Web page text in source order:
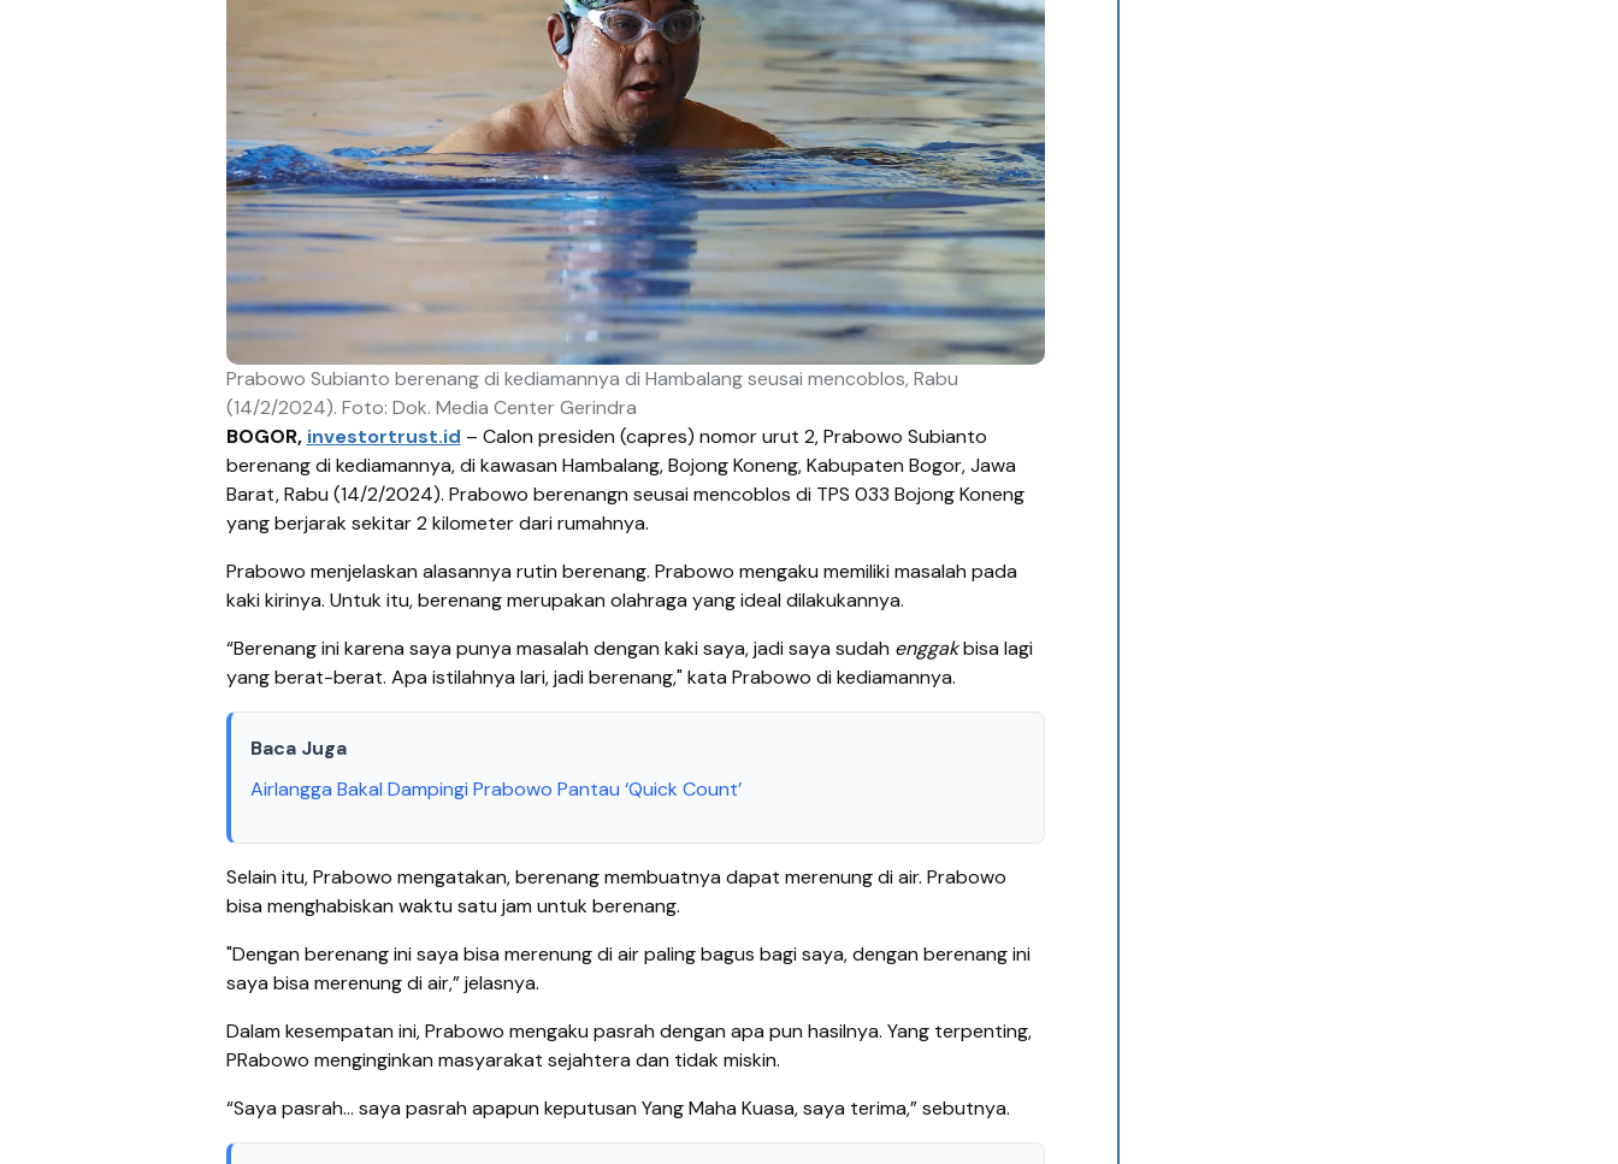
Prabowo Subianto berenang di kediamannya di Hambalang seusai mencoblos, Rabu
(14/2/2024). Foto: Dok. Media Center Gerindra
BOGOR, investortrust.id – Calon presiden (capres) nomor urut 2, Prabowo Subianto
berenang di kediamannya, di kawasan Hambalang, Bojong Koneng, Kabupaten Bogor, Jawa
Barat, Rabu (14/2/2024). Prabowo berenangn seusai mencoblos di TPS 033 Bojong Koneng
yang berjarak sekitar 2 kilometer dari rumahnya.
Prabowo menjelaskan alasannya rutin berenang. Prabowo mengaku memiliki masalah pada
kaki kirinya. Untuk itu, berenang merupakan olahraga yang ideal dilakukannya.
“Berenang ini karena saya punya masalah dengan kaki saya, jadi saya sudah enggakbisa lagi
yang berat-berat. Apa istilahnya lari, jadi berenang," kata Prabowo di kediamannya.
Baca Juga
Airlangga Bakal Dampingi Prabowo Pantau ‘Quick Count’
Selain itu, Prabowo mengatakan, berenang membuatnya dapat merenung di air. Prabowo
bisa menghabiskan waktu satu jam untuk berenang.
"Dengan berenang ini saya bisa merenung di air paling bagus bagi saya, dengan berenang ini
saya bisa merenung di air,” jelasnya.
Dalam kesempatan ini, Prabowo mengaku pasrah dengan apa pun hasilnya. Yang terpenting,
PRabowo menginginkan masyarakat sejahtera dan tidak miskin.
“Saya pasrah… saya pasrah apapun keputusan Yang Maha Kuasa, saya terima,” sebutnya.